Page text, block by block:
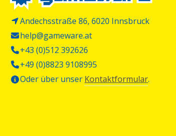
Andechsstraße 86, 6020 Innsbruck
help@gameware.at
+43 (0)512 392626
+49 (0)8823 9108995
Oder über unser Kontaktformular.